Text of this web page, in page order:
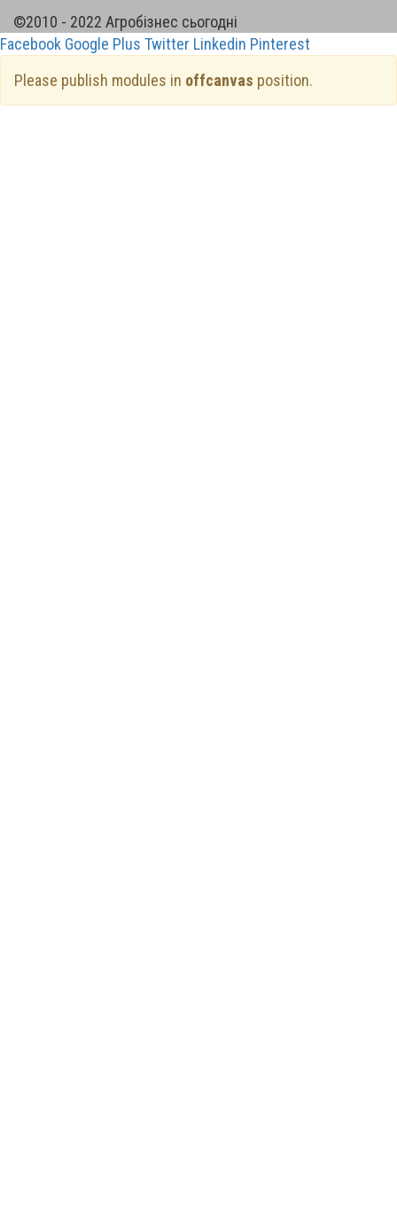
©2010 - 2022 Агробізнес сьогодні
Facebook Google Plus Twitter Linkedin Pinterest
Please publish modules in offcanvas position.